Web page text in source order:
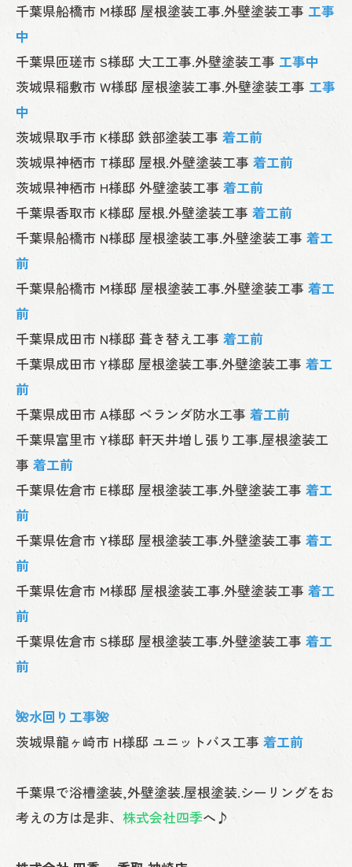
千葉県船橋市 M様邸 屋根塗装工事.外壁塗装工事 工事
中
千葉県匝瑳市 S様邸 大工工事.外壁塗装工事 工事中
茨城県稲敷市 W様邸 屋根塗装工事.外壁塗装工事 工事
中
茨城県取手市 K様邸 鉄部塗装工事 着工前
茨城県神栖市 T様邸 屋根.外壁塗装工事 着工前
茨城県神栖市 H様邸 外壁塗装工事 着工前
千葉県香取市 K様邸 屋根.外壁塗装工事 着工前
千葉県船橋市 N様邸 屋根塗装工事.外壁塗装工事 着工
前
千葉県船橋市 M様邸 屋根塗装工事.外壁塗装工事 着工
前
千葉県成田市 N様邸 葺き替え工事 着工前
千葉県成田市 Y様邸 屋根塗装工事.外壁塗装工事 着工
前
千葉県成田市 A様邸 ベランダ防水工事 着工前
千葉県富里市 Y様邸 軒天井増し張り工事.屋根塗装工
事 着工前
千葉県佐倉市 E様邸 屋根塗装工事.外壁塗装工事 着工
前
千葉県佐倉市 Y様邸 屋根塗装工事.外壁塗装工事 着工
前
千葉県佐倉市 M様邸 屋根塗装工事.外壁塗装工事 着工
前
千葉県佐倉市 S様邸 屋根塗装工事.外壁塗装工事 着工
前
🌺水回り工事🌺
茨城県龍ヶ崎市 H様邸 ユニットバス工事 着工前
千葉県で浴槽塗装,外壁塗装.屋根塗装.シーリングをお
考えの方は是非、 株式会社四季へ♪